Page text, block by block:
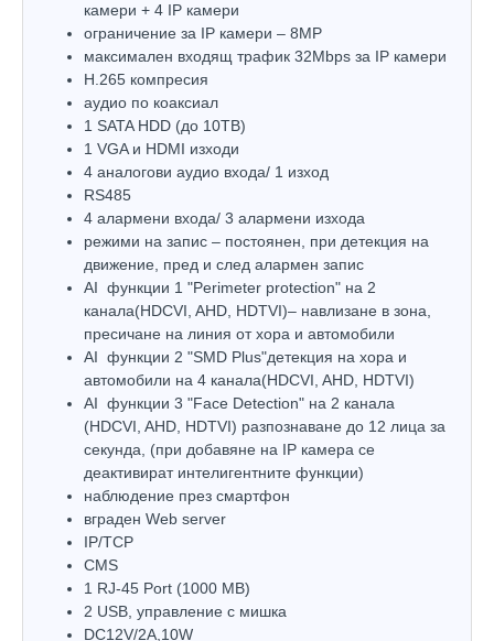
камери + 4 IP камери
ограничение за IP камери – 8МP
максимален входящ трафик 32Mbps за IP камери
H.265 компресия
аудио по коаксиал
1 SATA HDD (до 10TB)
1 VGA и HDMI изходи
4 аналогови аудио входa/ 1 изход
RS485
4 алармени входа/ 3 алармени изхода
режими на запис – постоянен, при детекция на
движение, пред и след алармен запис
AI функции 1 "Perimeter protection" на 2
канала(HDCVI, AHD, HDTVI)– навлизане в зона,
пресичане на линия от хора и автомобили
AI функции 2 "SMD Plus"детекция на хора и
автомобили на 4 канала(HDCVI, AHD, HDTVI)
AI функции 3 "Face Detection" на 2 канала
(HDCVI, AHD, HDTVI) разпознаване до 12 лица за
секунда, (при добавяне на IP камера се
деактивират интелигентните функции)
наблюдение през смартфон
вграден Web server
IP/TCP
CMS
1 RJ-45 Port (1000 MB)
2 USB, управление с мишка
DC12V/2A,10W